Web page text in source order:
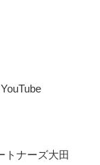
トナーズ大田